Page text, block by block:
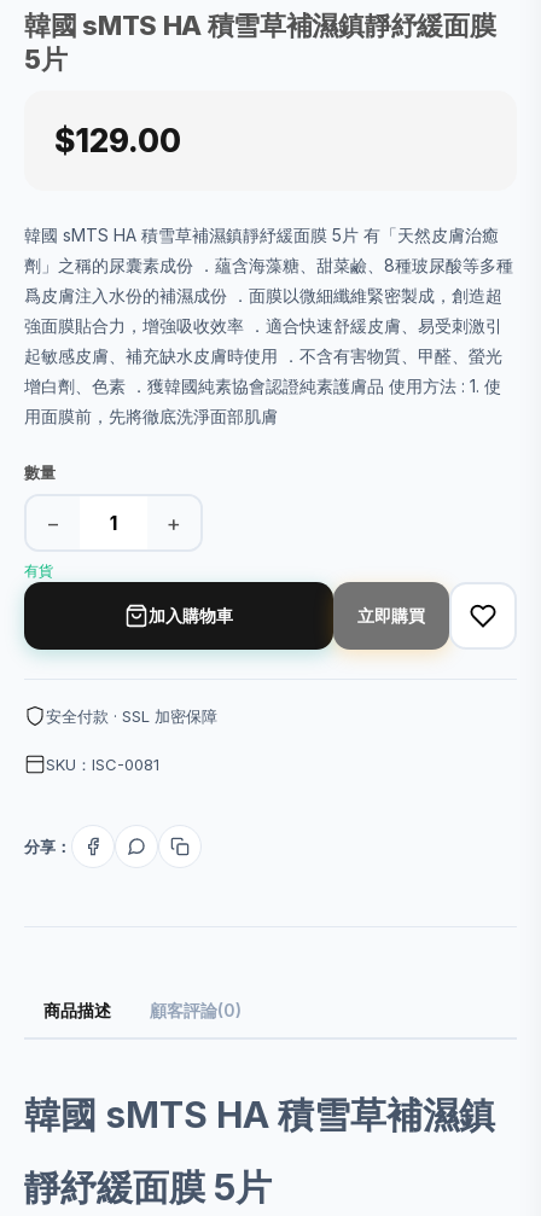
韓國 sMTS HA 積雪草補濕鎮靜紓緩面膜
5片
$129.00
韓國 sMTS HA 積雪草補濕鎮靜紓緩面膜 5片 有「天然皮膚治癒
劑」之稱的尿囊素成份 ．蘊含海藻糖、甜菜鹼、8種玻尿酸等多種
爲皮膚注入水份的補濕成份 ．面膜以微細纖維緊密製成，創造超
強面膜貼合力，增強吸收效率 ．適合快速舒緩皮膚、易受刺激引
起敏感皮膚、補充缺水皮膚時使用 ．不含有害物質、甲醛、螢光
增白劑、色素 ．獲韓國純素協會認證純素護膚品 使用方法 : 1. 使
用面膜前，先將徹底洗淨面部肌膚
數量
− +
有貨
加入購物車 立即購買
安全付款 · SSL 加密保障
SKU：ISC-0081
分享：
商品描述 顧客評論(0)
韓國 sMTS HA 積雪草補濕鎮
靜紓緩面膜 5片